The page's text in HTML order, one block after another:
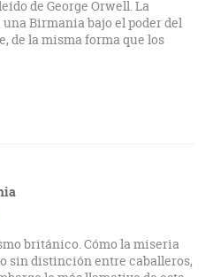
de George Orwell. La
Birmania bajo el poder del
de la misma forma que los
británico. Cómo la miseria
sin distinción entre caballeros,